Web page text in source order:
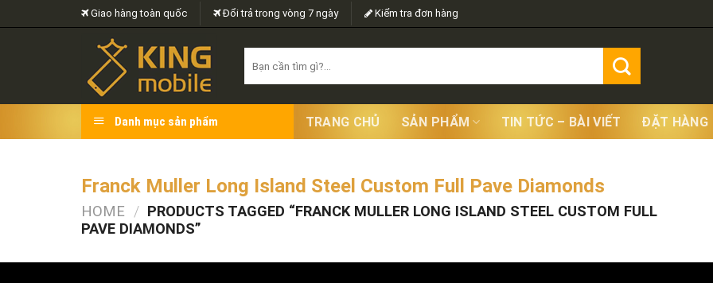
to
Giao hàng toàn quốc Đổi trả trong vòng 7 ngày Kiểm tra đơn hàng
for:
Danh mục sản phẩm TRANG CHỦ SẢN PHẨM TIN TỨC – BÀI VIẾT ĐẶT HÀNG
Franck Muller Long Island Steel Custom Full Pave Diamonds
HOME / PRODUCTS TAGGED “FRANCK MULLER LONG ISLAND STEEL CUSTOM FULL
PAVE DIAMONDS”